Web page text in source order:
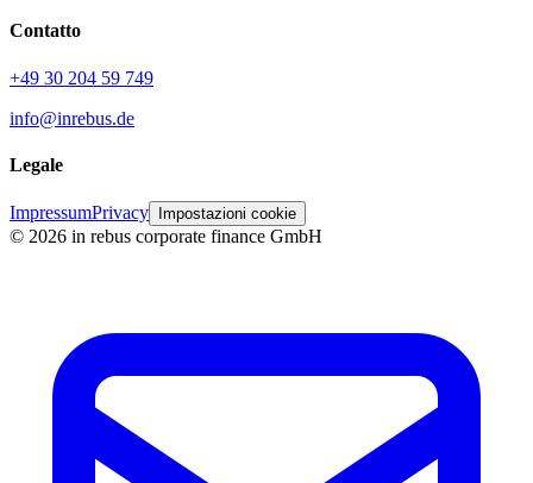
Contatto
+49 30 204 59 749
info@inrebus.de
Legale
ImpressumPrivacy Impostazioni cookie
© 2026 in rebus corporate finance GmbH